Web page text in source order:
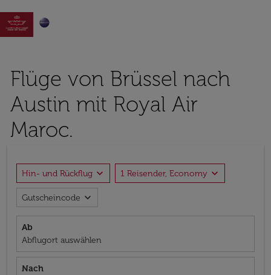

Flüge von Brüssel nach
Austin mit Royal Air
Maroc.
Hin- und Rückflug expand_more 1 Reisender, Economy expand_more
Gutscheincode expand_more
Ab
Abflugort auswählen
Nach